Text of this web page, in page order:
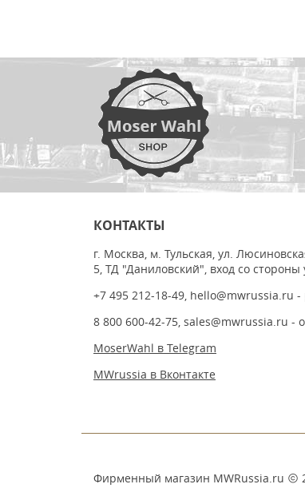
КОНТАКТЫ
г. Москва, м. Тульская, ул.
5, ТД "Даниловский", вход со стороны
+7 495 212-18-49, hello@mwrussia.ru -
8 800 600-42-75, sales@mwrussia.ru -
MoserWahl в Telegram
MWrussia в Вконтакте
Фирменный магазин MWRussia.ru